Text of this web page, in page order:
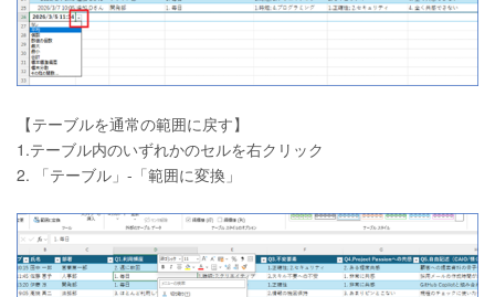
【テーブルを通常の範囲に戻す】
1.テーブル内のいずれかのセルを右クリック
2. 「テーブル」-「範囲に変換」